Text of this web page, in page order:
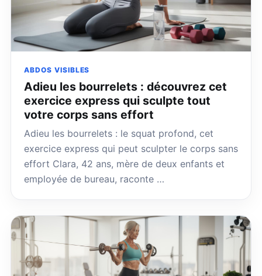
ABDOS VISIBLES
Adieu les bourrelets : découvrez cet
exercice express qui sculpte tout
votre corps sans effort
Adieu les bourrelets : le squat profond, cet
exercice express qui peut sculpter le corps sans
effort Clara, 42 ans, mère de deux enfants et
employée de bureau, raconte …